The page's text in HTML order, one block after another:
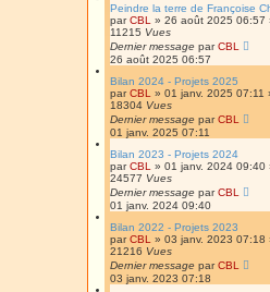
Peindre la terre de Françoise
parCBL » 26 août 2025 06:57
11215 Vues
Dernier message parCBL
26 août 2025 06:57
Bilan 2024 - Projets 2025
parCBL » 01 janv. 2025 07:11
18304 Vues
Dernier message parCBL
01 janv. 2025 07:11
Bilan 2023 - Projets 2024
parCBL » 01 janv. 2024 09:40
24577 Vues
Dernier message parCBL
01 janv. 2024 09:40
Bilan 2022 - Projets 2023
parCBL » 03 janv. 2023 07:18
21216 Vues
Dernier message parCBL
03 janv. 2023 07:18